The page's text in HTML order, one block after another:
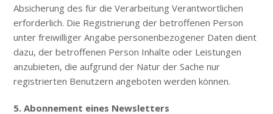
Absicherung des für die Verarbeitung Verantwortlichen
erforderlich. Die Registrierung der betroffenen Person
unter freiwilliger Angabe personenbezogener Daten dient
dazu, der betroffenen Person Inhalte oder Leistungen
anzubieten, die aufgrund der Natur der Sache nur
registrierten Benutzern angeboten werden können.
5. Abonnement eines Newsletters